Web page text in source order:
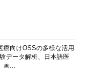
療向けOSSの多様な活用
データ解析、日本語医
画...